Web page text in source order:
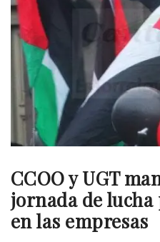
CCOO y UGT
jornada de
en las empresas